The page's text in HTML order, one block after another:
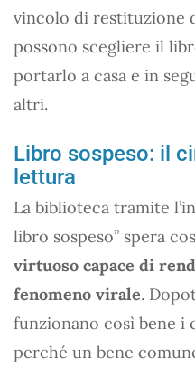
vincolo di restituzione
possono scegliere il
portarlo a casa e in
altri.
Libro sospeso: il
lettura
La biblioteca tramite
libro sospeso” spera
virtuoso capace di
fenomeno virale.
funzionano così bene i
perché un bene